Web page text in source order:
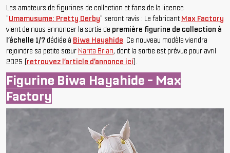
Les amateurs de figurines de collection et fans de la licence
"Umamusume: Pretty Derby" seront ravis : Le fabricant Max Factory
vient de nous annoncer la sortie de première figurine de collection à
l’échelle 1/7 dédiée à Biwa Hayahide. Ce nouveau modèle viendra
rejoindre sa petite sœur Narita Brian, dont la sortie est prévue pour avril
2025 (retrouvez l’article d’annonce ici).
Figurine Biwa Hayahide - Max
Factory